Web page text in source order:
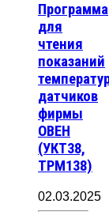
Программа
для
чтения
показаний
датчиков
фирмы
ОВЕН
(УКТ38,
ТРМ138)
02.03.2025